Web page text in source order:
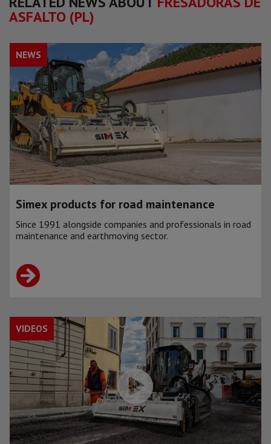
ASFALTO (PL)
Simex products for road maintenance
Since 1991 alongside companies and professionals in road
maintenance and earthmoving sector.
NEWS
VIDEOS